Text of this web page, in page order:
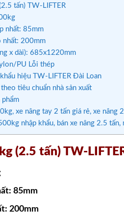
tấn) TW-LIFTER
nhất: 85mm
nhất: 200mm
x dài): 685x1220mm
PU Lỗi thép
hiệu TW-LIFTER Đài Loan
tiêu chuẩn nhà sản xuất
xe nâng tay 2 tấn giá rẻ, xe
nhập khẩu, bán xe nâng 2.5 tấn,
(2.5 tấn) TW-
85mm
200mm